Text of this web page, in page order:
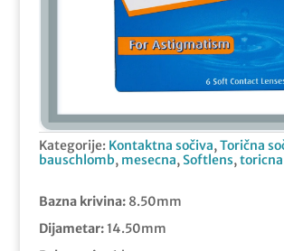
Kategorije: Kontaktna sočiva,Torična
bauschlomb, mesecna,Softlens,toricna
Bazna krivina:8.50mm
Dijametar:14.50mm